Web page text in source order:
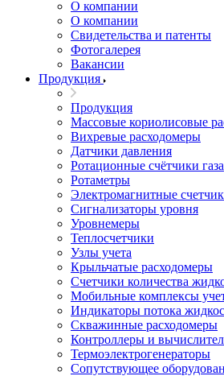
О компании
О компании
Свидетельства и патенты
Фотогалерея
Вакансии
Продукция
Продукция
Массовые кориолисовые
Вихревые расходомеры
Датчики давления
Ротационные счётчики газа
Ротаметры
Электромагнитные
Сигнализаторы уровня
Уровнемеры
Теплосчетчики
Узлы учета
Крыльчатые расходомеры
Счетчики количества
Мобильные комплексы
Индикаторы потока
Скважинные расходомеры
Контроллеры и
Термоэлектрогенераторы
Сопутствующее